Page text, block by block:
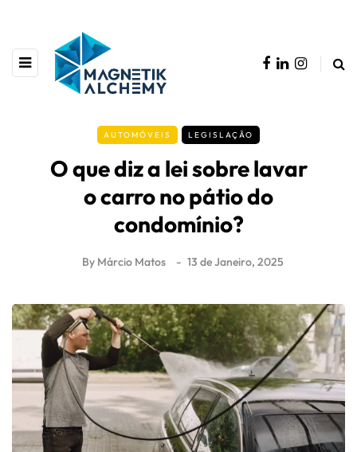
AUTOMÓVEIS LEGISLAÇÃO
O que diz a lei sobre lavar
o carro no pátio do
condomínio?
By Márcio Matos 13 de Janeiro, 2025